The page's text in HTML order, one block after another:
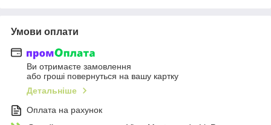
Умови оплати
Ви отримаєте замовлення
або гроші повернуться на вашу картку
Детальніше
Оплата на рахунок